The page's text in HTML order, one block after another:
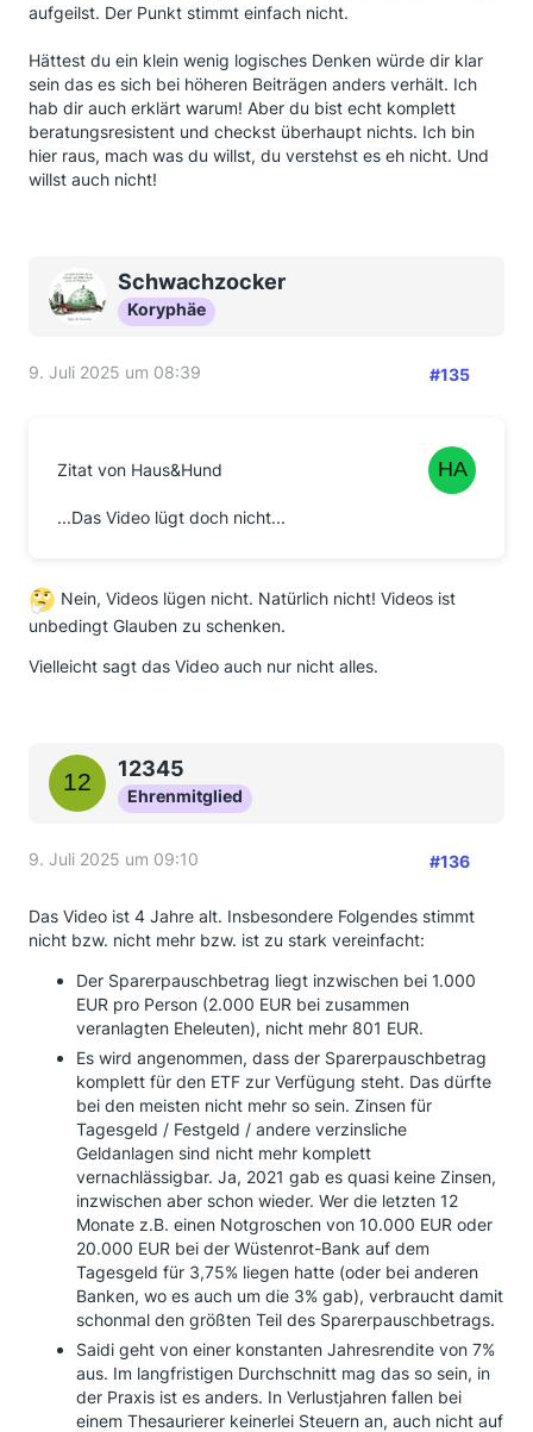
aufgeilst. Der Punkt stimmt einfach nicht.
Hättest du ein klein wenig logisches Denken würde dir klar
sein das es sich bei höheren Beiträgen anders verhält. Ich
hab dir auch erklärt warum! Aber du bist echt komplett
beratungsresistent und checkst überhaupt nichts. Ich bin
hier raus, mach was du willst, du verstehst es eh nicht. Und
willst auch nicht!
Schwachzocker
Koryphäe
9. Juli 2025 um 08:39 #135
Zitat von Haus&Hund
...Das Video lügt doch nicht...
Nein, Videos lügen nicht. Natürlich nicht! Videos ist
unbedingt Glauben zu schenken.
Vielleicht sagt das Video auch nur nicht alles.
12345
Ehrenmitglied
9. Juli 2025 um 09:10 #136
Das Video ist 4 Jahre alt. Insbesondere Folgendes stimmt
nicht bzw. nicht mehr bzw. ist zu stark vereinfacht:
Der Sparerpauschbetrag liegt inzwischen bei 1.000
EUR pro Person (2.000 EUR bei zusammen
veranlagten Eheleuten), nicht mehr 801 EUR.
Es wird angenommen, dass der Sparerpauschbetrag
komplett für den ETF zur Verfügung steht. Das dürfte
bei den meisten nicht mehr so sein. Zinsen für
Tagesgeld / Festgeld / andere verzinsliche
Geldanlagen sind nicht mehr komplett
vernachlässigbar. Ja, 2021 gab es quasi keine Zinsen,
inzwischen aber schon wieder. Wer die letzten 12
Monate z.B. einen Notgroschen von 10.000 EUR oder
20.000 EUR bei der Wüstenrot-Bank auf dem
Tagesgeld für 3,75% liegen hatte (oder bei anderen
Banken, wo es auch um die 3% gab), verbraucht damit
schonmal den größten Teil des Sparerpauschbetrags.
Saidi geht von einer konstanten Jahresrendite von 7%
aus. Im langfristigen Durchschnitt mag das so sein, in
der Praxis ist es anders. In Verlustjahren fallen bei
einem Thesaurierer keinerlei Steuern an, auch nicht auf